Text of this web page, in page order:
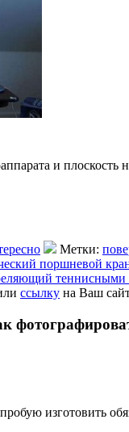
и
Метки:
поршневой
ссылку на Ваш
изготовить